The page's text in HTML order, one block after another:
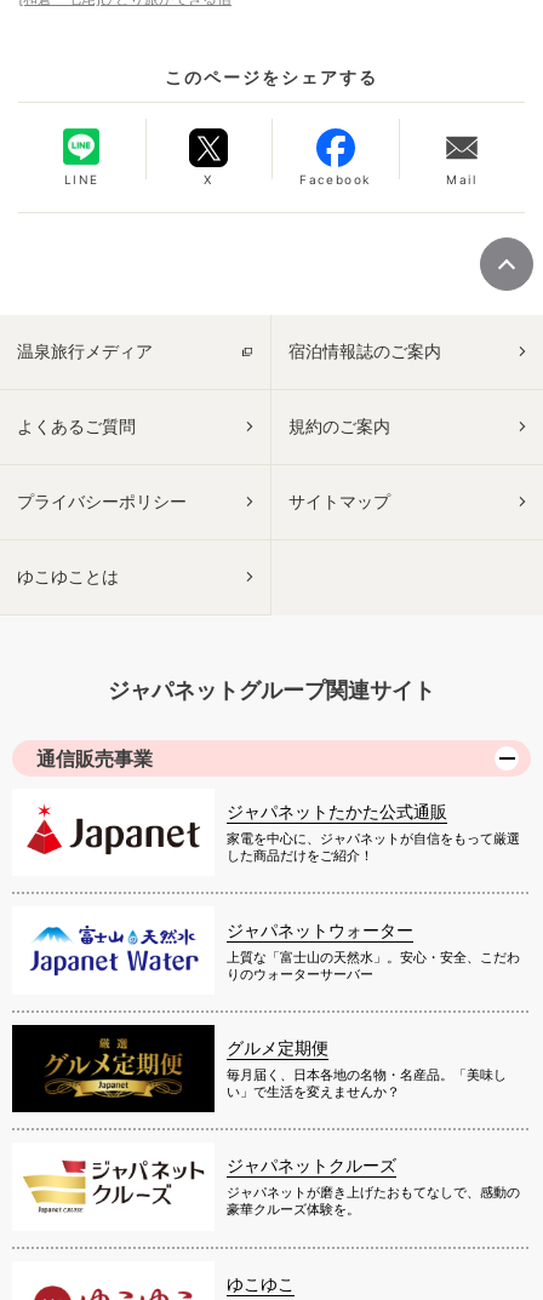
このページをシェアする
LINE X Facebook Mail
温泉旅行メディア 宿泊情報誌のご案内
よくあるご質問 規約のご案内
プライバシーポリシー サイトマップ
ゆこゆことは
ジャパネットグループ関連サイト
通信販売事業
ジャパネットたかた公式通販
家電を中心に、ジャパネットが自信をもって厳選
した商品だけをご紹介！
ジャパネットウォーター
上質な「富士山の天然水」。安心・安全、こだわ
りのウォーターサーバー
グルメ定期便
毎月届く、日本各地の名物・名産品。「美味し
い」で生活を変えませんか？
ジャパネットクルーズ
ジャパネットが磨き上げたおもてなしで、感動の
豪華クルーズ体験を。
ゆこゆこ